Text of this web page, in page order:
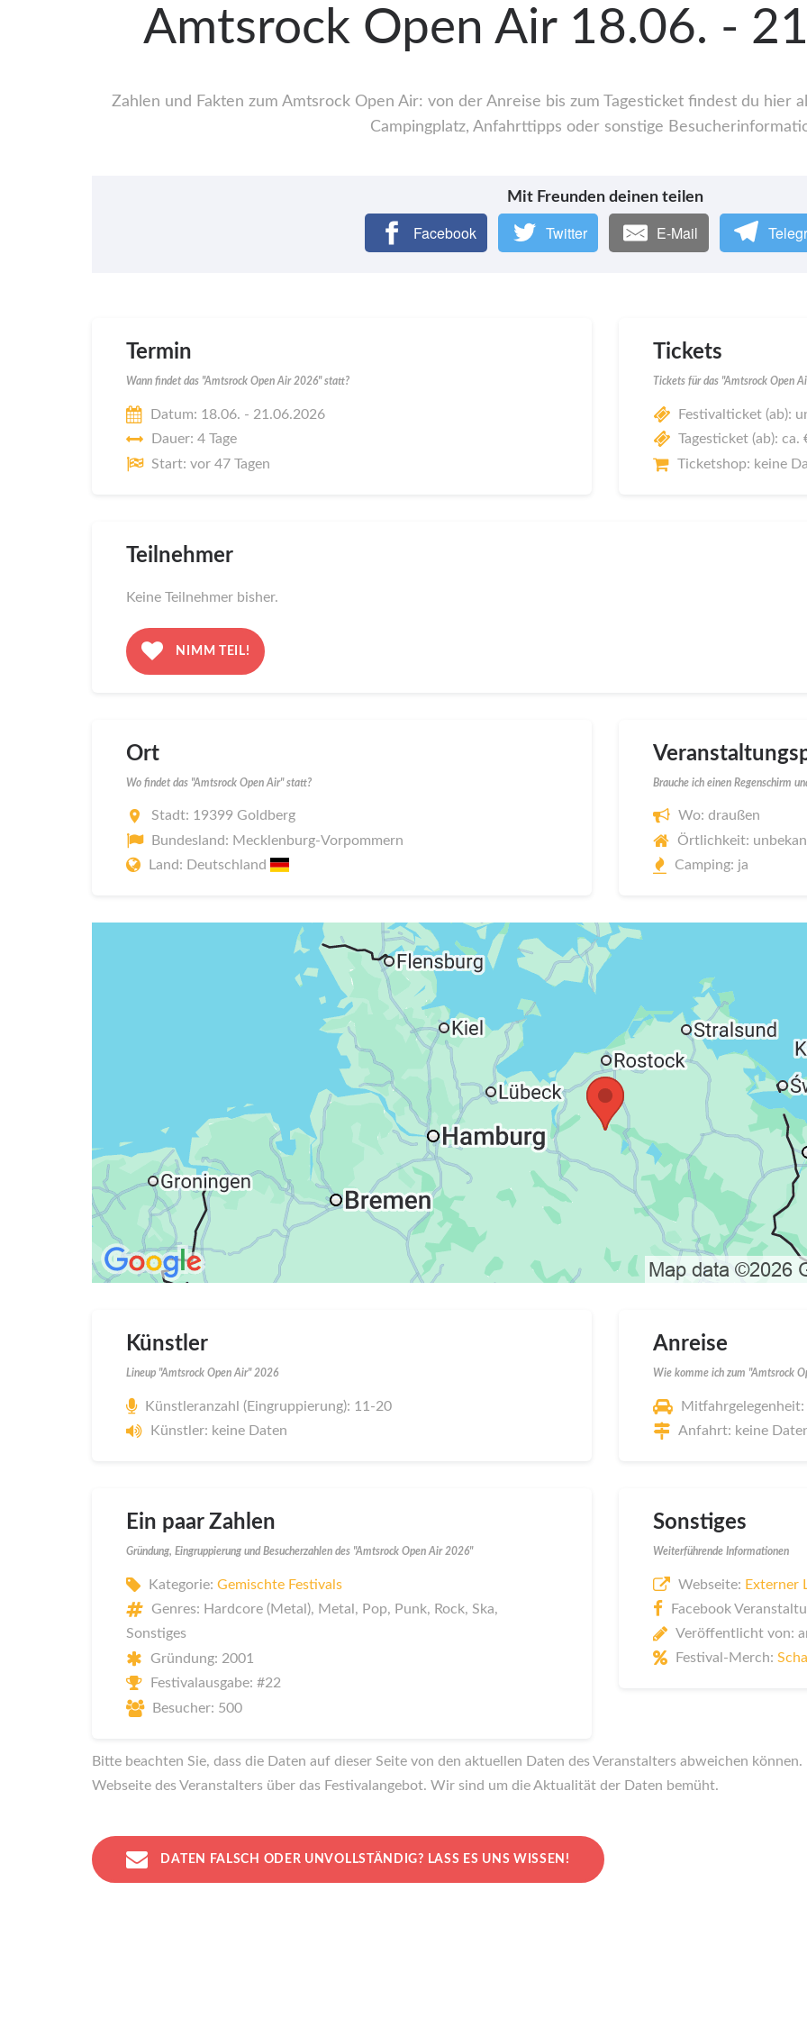
Amtsrock Open Air 18.06. -
Zahlen und Fakten zum Amtsrock Open Air: von der Anreise bis zum Tagesticket findest du hier
Campingplatz, Anfahrttipps oder sonstige
Mit Freunden deinen teilen
Facebook Twitter E-Mail
Termin
Wann findet das "Amtsrock Open Air 2026" statt?
Datum: 18.06. - 21.06.2026
Dauer: 4 Tage
Start: vor 47 Tagen
Tickets
Tickets für das "Amtsrock Open
Festivalticket (ab):
Tagesticket (ab): ca.
Ticketshop: keine
Teilnehmer
Keine Teilnehmer bisher.
NIMM TEIL!
Ort
Wo findet das "Amtsrock Open Air" statt?
Stadt: 19399 Goldberg
Bundesland: Mecklenburg-Vorpommern
Land: Deutschland
Brauche ich einen Regenschirm
Wo: draußen
Örtlichkeit:
Camping: ja
Künstler
Lineup "Amtsrock Open Air" 2026
Künstleranzahl (Eingruppierung): 11-20
Künstler: keine Daten
Anreise
Wie komme ich zum "Amtsrock
Anfahrt: keine
Ein paar Zahlen
Gründung, Eingruppierung und Besucherzahlen des "Amtsrock Open Air 2026"
Kategorie: Gemischte Festivals
Genres: Hardcore (Metal), Metal, Pop, Punk, Rock, Ska,
Sonstiges
Gründung: 2001
Festivalausgabe: #22
Besucher: 500
Sonstiges
Weiterführende Informationen
Webseite: Externer
Facebook
Veröffentlicht von:
Festival-Merch:
Bitte beachten Sie, dass die Daten auf dieser Seite von den aktuellen Daten des Veranstalters abweichen
Webseite des Veranstalters über das Festivalangebot. Wir sind um die Aktualität der Daten bemüht.
DATEN FALSCH ODER UNVOLLSTÄNDIG? LASS ES UNS WISSEN!